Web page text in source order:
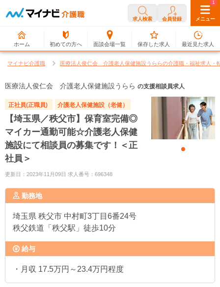
求人検索 会員登録 メニュー
ホーム 初めての方へ 面談会場一覧
0
保存した求人
1
最近見た求人
マイナビ介護職 医療法人俊仁会 介護老人保健施設うららの介護職・福祉求人・
医療法人俊仁会 介護老人保健施設うらら の支援相談員求人
正社員(正職員) 介護老人保健施設（老健）
【埼玉県／秩父市】保育室完備◎
マイカー通勤可能☆介護老人保健
施設にて相談員の募集です！＜正
社員＞
更新日：2023年11月09日 求人番号：696348
勤務地
埼玉県 秩父市 中村町3丁目6番24号
秩父鉄道「秩父駅」徒歩10分
給与
・月収 17.5万円～23.4万円程度